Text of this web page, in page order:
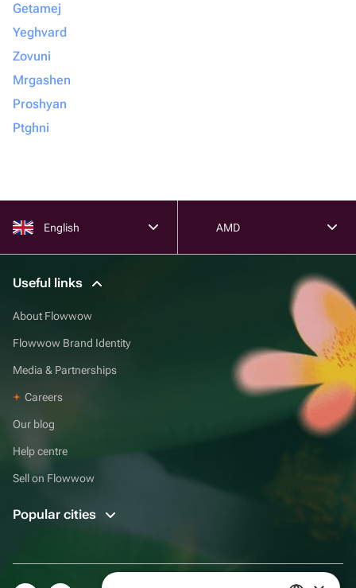
Getamej
Yeghvard
Zovuni
Mrgashen
Proshyan
Ptghni
English AMD
Useful links
About Flowwow
Flowwow Brand Identity
Media & Partnerships
Careers
Our blog
Help centre
Sell on Flowwow
Popular cities